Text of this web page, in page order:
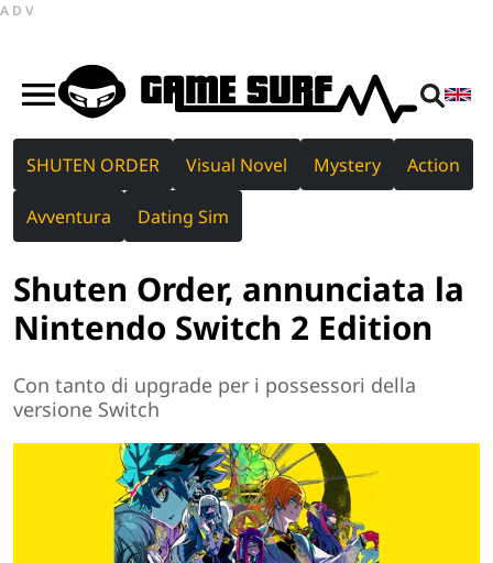
ADV
SHUTEN ORDER Visual Novel Mystery Action
Avventura Dating Sim
Shuten Order, annunciata la
Nintendo Switch 2 Edition
Con tanto di upgrade per i possessori della
versione Switch